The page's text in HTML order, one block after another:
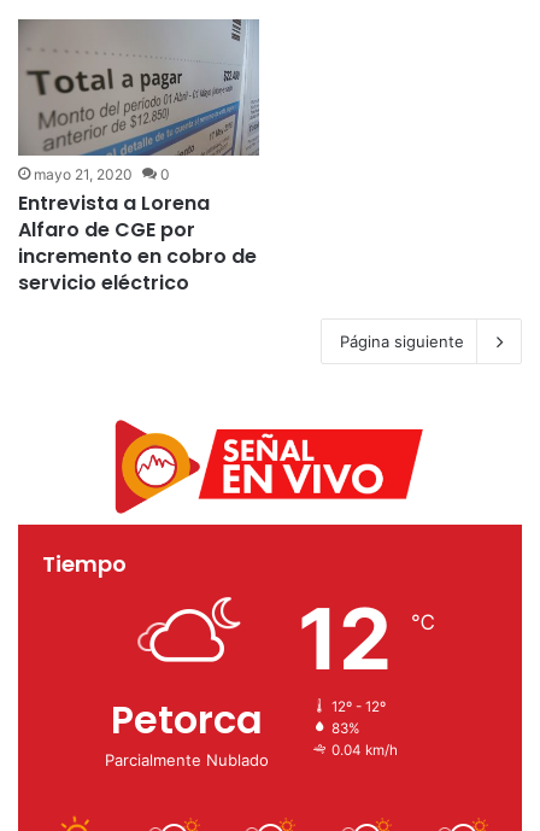
mayo 21, 2020 0
Entrevista a Lorena
Alfaro de CGE por
incremento en cobro de
servicio eléctrico
Página siguiente
Tiempo
Petorca
Parcialmente Nublado
12 ℃
12º - 12º
83%
0.04 km/h